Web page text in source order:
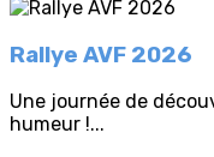
Rallye AVF 2026
Une journée de
humeur !...